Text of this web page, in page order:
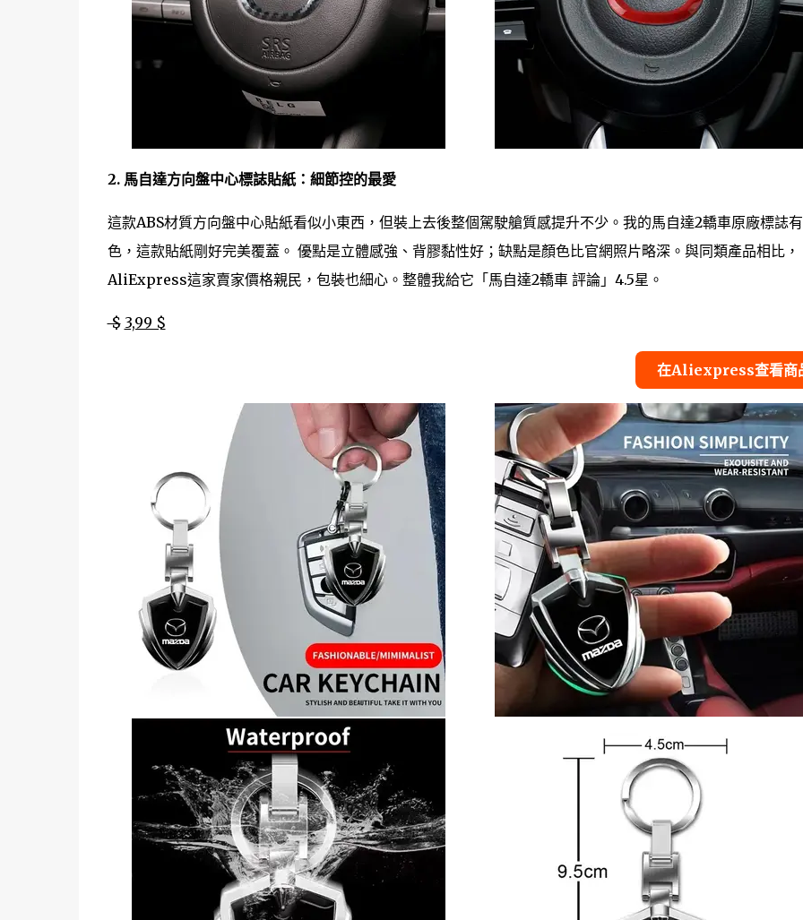
2. 馬自達方向盤中心標誌貼紙：細節控的最愛
這款ABS材質方向盤中心貼紙看似小東西，但裝上去後整個駕駛艙質感提升不少。我的馬自達2轎車原廠標誌
色，這款貼紙剛好完美覆蓋。 優點是立體感強、背膠黏性好；缺點是顏色比官網照片略深。與同類產品相比，
AliExpress這家賣家價格親民，包裝也細心。整體我給它「馬自達2轎車 評論」4.5星。
$ 3,99 $
在Aliexpress查看商